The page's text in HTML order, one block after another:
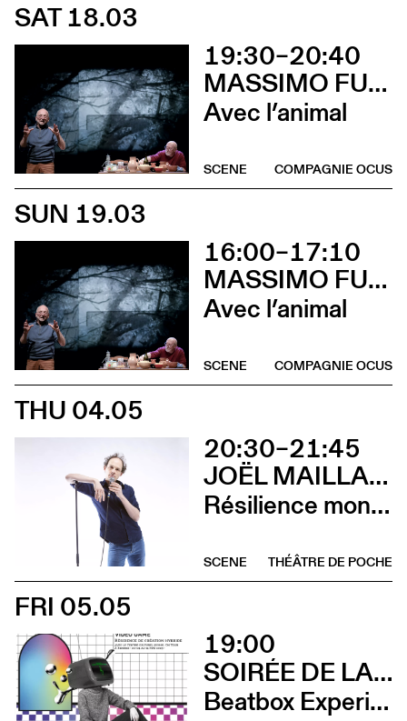
SAT 18.03
19:30–20:40
MASSIMO FURLAN & CLAIRE DE RIBAUPIERRE
Avec l’animal
COMPAGNIE OCUS
SCENE
SUN 19.03
16:00–17:10
MASSIMO FURLAN & CLAIRE DE RIBAUPIERRE
Avec l’animal
COMPAGNIE OCUS
SCENE
THU 04.05
20:30–21:45
JOËL MAILLARD
Résilience mon cul
THÉÂTRE DE POCHE
SCENE
FRI 05.05
19:00
SOIRÉE DE LANCEMENT DU CCS ON TOUR À RENNES
Beatbox Experimental Video Game + Andrina Bollinger